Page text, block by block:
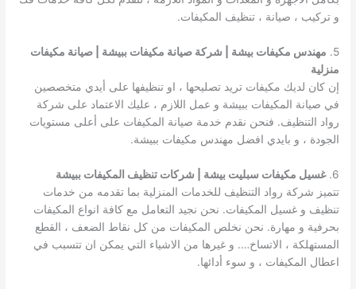
و تركيب ، صيانة ، تنظيف المكيفات.
5.
مهندس مكيفات بيشة | شركة صيانة مكيفات ببيشة | صيانة مكيفات
منزلية
إن كان لديك مكيفات تريد تصليحها ، او تنظيفها على أيدي متخصصين
في صيانة المكيفات ببيشة و عمل اللازم ، عليك الاعتماد على شركة
رواد التنظيف. فنحن نقدم خدمة صيانة المكيفات على أعلى مستويات
الجودة ، و بايدي افضل مهندس مكيفات ببيشة.
6. غسيل مكيفات سبليت بيشة | شركات تنظيف المكيفات ببيشة
تتميز شركة رواد التنظيف للخدمات المنزلية بما تقدمه من خدمات
تنظيف و غسيل المكيفات. نحن نجيد التعامل مع كافة انواع المكيفات
بحرفية و مهارة. نحن نخلص المكيفات من كل نقاط الضعف ، القطع
المستهلكة ، الاتساخ…. و غيرها من الاشياء التي يمكن ان تتسبب في
اعطال المكيفات ، و سوء أدائها.